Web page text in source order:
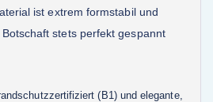
ist extrem formstabil und
stets perfekt gespannt
(B1) und elegante,